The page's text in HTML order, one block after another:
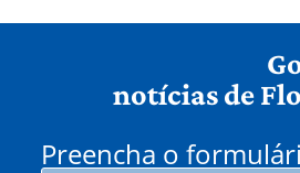
notícias de
Preencha o